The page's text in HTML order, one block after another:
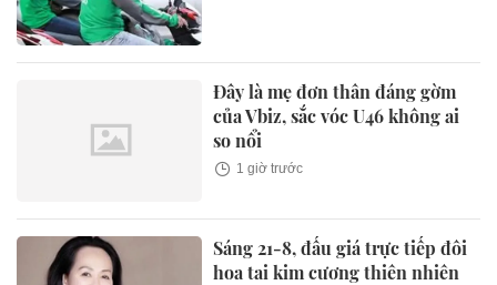
Đây là mẹ đơn thân đáng gờm
của Vbiz, sắc vóc U46 không ai
so nổi
1 giờ trước
Sáng 21-8, đấu giá trực tiếp đôi
hoa tai kim cương thiên nhiên